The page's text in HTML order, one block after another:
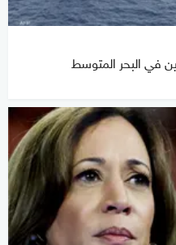
في البحر المتوسط